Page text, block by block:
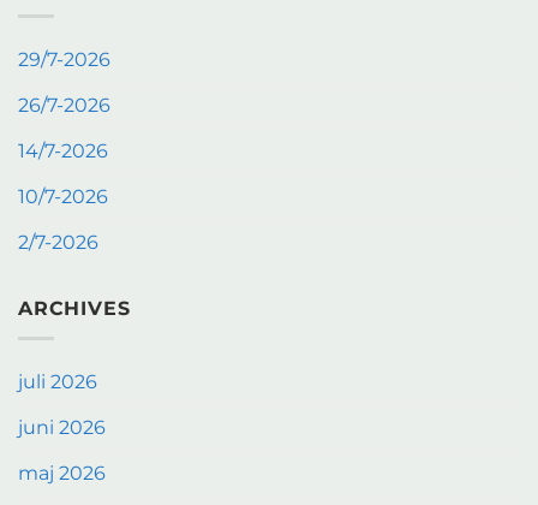
29/7-2026
26/7-2026
14/7-2026
10/7-2026
2/7-2026
ARCHIVES
juli 2026
juni 2026
maj 2026